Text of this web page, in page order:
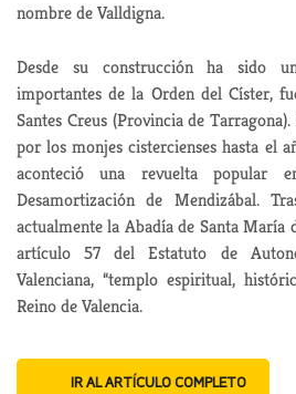
nombre de Valldigna.
Desde su construcción ha sido
importantes de la Orden del Císter,
Santes Creus (Provincia de
por los monjes cistercienses hasta el
aconteció una revuelta popular
Desamortización de Mendizábal.
actualmente la Abadía de Santa María
artículo 57 del Estatuto de
Valenciana, “templo espiritual,
Reino de Valencia.
IR AL ARTÍCULO COMPLETO